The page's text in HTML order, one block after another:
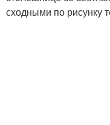
сходными по рисунку